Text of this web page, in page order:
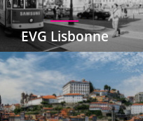
EVG Lisbonne